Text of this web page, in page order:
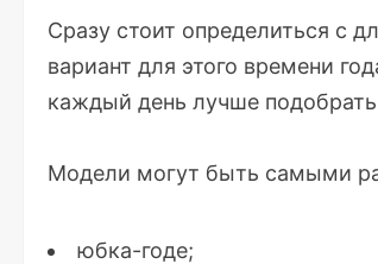
Сразу стоит определиться с
вариант для этого времени
каждый день лучше
Модели могут быть самыми
юбка-годе;